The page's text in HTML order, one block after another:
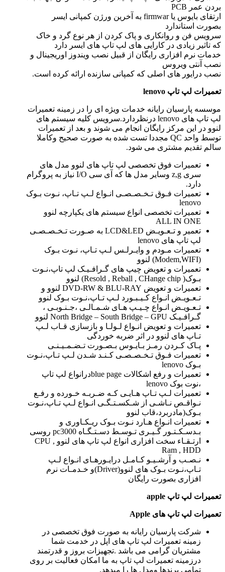
بردن عمر PCB
ارتقای بایوس یا firmwar به آخرین ورژن کمپانی ایسر
بصورت استاندارد
سرویس فن و روانکاری و پاک کردن از هر نوع گرد و خاک
که تاثیر زیادی در کارایی های لپ تاپ های ایسر دارد
خدمات نرم افزاری رایگان از قبیل نصب ویندوز اوریجینال و
نصب آنتی ویروس
نصب درایور های اصلی که کمپانی سازنده ارائه کرده است.
تعمیرات لپ تاپ
موسسه پارسیان رایانه خدمات ویژه ای را در زمینه تعمیرات
لپ تاپ های lenovo درنظردارد.سرویس کلیه سیستم های
لنوو در این مرکز رایگان انجام می شوند و بعد از تعمیرات
توسط واحد QC مجددا تست شده به صورت صحیح وکاملا
سالم تقدیم مشتری می شود.
تعمیرات فوق تخصصی لپ تاپ های لنوو مدل های
سری z,g وسایر مدل ها که آی سی I/O نیاز به پروگرام
دارد.
تعمیرات فـوق تـخـصـصـی انـواع لـپ تـاپ، نـوت بـوک
lenovo
تعمیرات تخصصی انواع سیستم های یکپارچه لنوو
ALL IN ONE
تعمیر و تـعـویـض LCD&LED به صـورت تـخـصـصـی
لپ تاپ های lenovo
تعمیرات مـودم و وایـرلـس لـپ تـاپ، نـوت بـوک
(Modem,WIFI) لنوو
تعمیرات و تعویض چیپ های گـرافـیـک لپ تاپ،نـوت
بـوک( Resold , Reball , CHange chip) لنوو
تعمیرات و تعویض DVD-RW & BLU-RAY لنوو و
تـعـویـض انـواع کـیـبـورد لـپ تـاپ،نـوت بـوک لنوو
تـعـویـض انـواع چـیـپ هـای شـمـالـی ،جـنـوبـی ،
گـرافـیـک North Bridge – South Bridge – GPU لنوو
تعمیرات و تعویض انـواع لـولـا و بازسازی قـاب لـپ
تـاپ های لنوو در اثر ضربه خوردگی
پـاک کـردن رمـز بـایـوس بـصـورت تـضـمـیـنـی
تعمیرات فـوق تـخـصـصـی کـنـد شـدن لـپ تـاپ،نـوت
بـوک lenovo
تعمیرات و رفع اشکالات blue pageدرانواع لپ تاپ
،نوت بوک lenovo
تعمیرات لـپ تـاپ هـایـی کـه ضـربـه خـورده و رفـع
نـواقـص نـاشـی از شـکسـتـگـی انـواع لـپ تـاپ،نـوت
بـوک(مادربرد،قاب لنوو
تعمیرات انـواع هـارد نـوت بـوک ریـکـاوری و
بـدسـکـتـور گـیـری تـوسـط دسـتـگـاه pc3000 روسی
ارتـقـاء سخت افزاری انواع لپ تاپ های لنوو CPU ,
Ram , HDD
نـصـب و آرشـیـو کـامـل درایـورهـای انـواع لـپ
تـاپ،نـوت بـوک های لنوو(Driver)و خـدمـات نرم
افزاری بصورت رایگان
تعمیرات لپ تاپ
تعمیرات لپ تاپ های Apple
شرکت پارسیان رایانه به صورت فوق تخصصی در
زمینه تعمیرات لپ تاپ های اپل در خدمت شما
مشتریان گرامی می باشد .تجهیزات بروز و قدرتمند
درزمینه تعمیرات لپ تاپ به ما امکان فعالیت بر روی
تمامی برندها ومدل ها را میدهد.